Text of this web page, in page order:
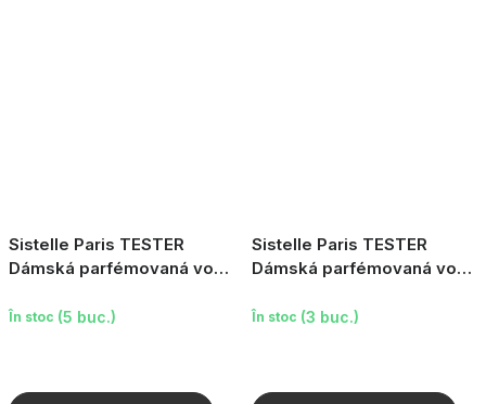
Sistelle Paris TESTER
Dámská parfémovaná voda
În stoc (5 buc.)
Sistelle Paris TESTER
Dámská parfémovaná voda
În stoc (3 buc.)